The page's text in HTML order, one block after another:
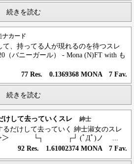
続きを読む
ナカード
、持ってる人が現れるのを待つスレ
（バニーガール） - Mona (N)FT with も
77 Res. 0.1369368 MONA 7 Fav.
続きを読む
けして去っていくスレ 紳士
るだけして去っていく 紳士淑女のスレ
( | ) ＞＞ └┐ ┌┘ (ﾟДﾟ)ノ ...
92 Res. 1.61002374 MONA 7 Fav.